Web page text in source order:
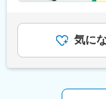
■当社の特徴
研修終了後は
新薬案件を中
気に